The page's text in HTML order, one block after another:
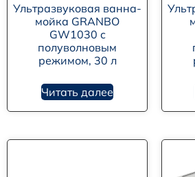
Ультразвуковая ванна-
мойка GRANBO
GW1030 с
полуволновым
режимом, 30 л
Читать далее